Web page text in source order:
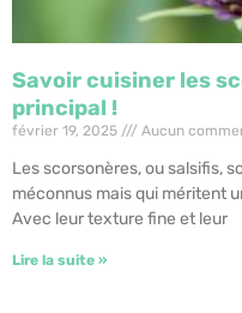
Savoir cuisiner les
principal !
février 19, 2025 Aucun
Les scorsonères, ou salsifis,
méconnus mais qui méritent
Avec leur texture fine et leur
Lire la suite »